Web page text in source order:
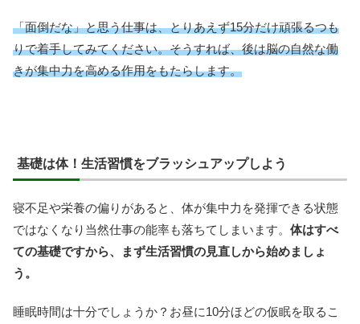
「面倒だな」と思う仕事は、とりあえず15分だけ頑張るつも
りで着手してみてください。そうすれば、後は脳の自然な働
きが集中力を高める作用をもたらします。
基礎は体！生活習慣をブラッシュアップしよう
寝不足や栄養の偏りがあると、体が集中力を発揮できる状態
ではなくなり当然仕事の能率も落ちてしまいます。 体はすべ
ての基礎ですから、まず生活習慣の見直しから始めましょ
う。
睡眠時間は十分でしょうか？お昼に10分ほどの仮眠を取るこ